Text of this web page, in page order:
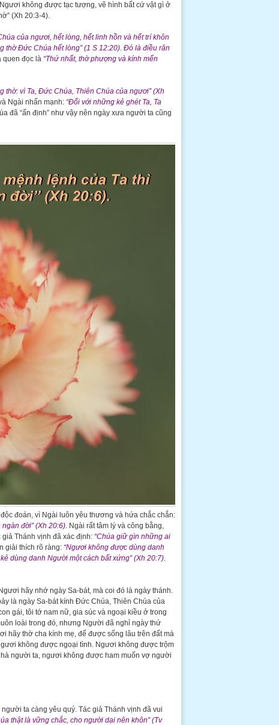
không được tạc tượng, vẽ hình bất cứ vật gì ở
(Xh 20:3-4).
của ngươi, hết lòng, hết linh hồn và hết trí khôn
thờ Đức Chúa hết lòng” (1 S 12:20). Đó là điều răn
quen đọc là “Thứ nhất, thờ phượng và kính mến
vì Ta, Đức Chúa, Thiên Chúa của ngươi” (Xh
Ngài nhấn mạnh: “Đối với những kẻ ghét Ta, Ta
đã “ấn định” như vậy nên ngày xưa người ta cũng
đoán, vì Ngài luôn yêu thương và hứa chắc chắn:
đời” (Xh 20:6). Ngài rất tâm lý và công bằng,
giả Thánh vịnh đã xác định: “Chúa giữ gìn những ai
giải thích rõ ràng: “Ngươi không được dùng danh
dùng danh Người một cách bất xứng” (Xh 20:7).
hãy nhớ ngày Sa-bát, mà coi đó là ngày thánh.
là ngày Sa-bát kính Đức Chúa, Thiên Chúa của
gái, tôi tớ nam nữ, gia súc và ngoại kiều ở trong
loài trong đó, nhưng Người đã nghỉ ngày thứ
hãy thờ cha kính mẹ, để được sống lâu trên đất mà
không được ngoại tình. Ngươi không được trộm
người ta, ngươi không được ham muốn vợ người
ta càng yêu quý. Tác giả Thánh vịnh đã vui
thật là vững chắc, cho người dại nên khôn” (Tv